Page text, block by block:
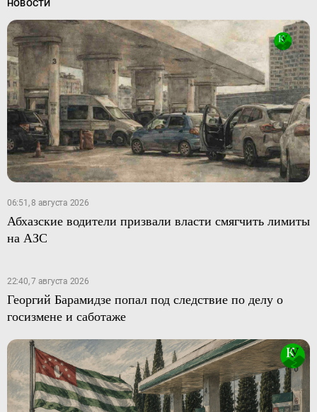
НОВОСТИ
06:51, 8 августа 2026
Абхазские водители призвали власти смягчить лимиты
на АЗС
22:40, 7 августа 2026
Георгий Барамидзе попал под следствие по делу о
госизмене и саботаже